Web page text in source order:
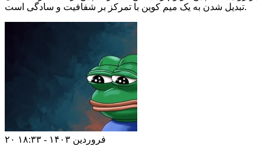
تبدیل شدن به یک میم کوین با تمرکز بر شفافیت و سادگی است.
۲۰ فروردین ۱۴۰۳ - ۱۸:۳۳